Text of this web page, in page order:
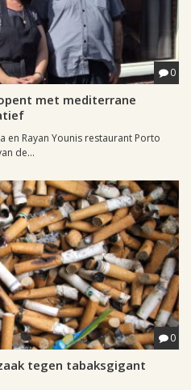
0
met mediterrane
en Rayan Younis restaurant Porto
de...
0
tegen tabaksgigant